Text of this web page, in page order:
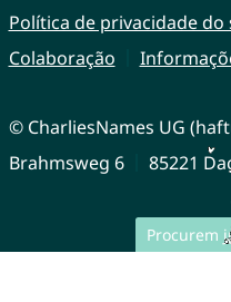
Procurem
Política de privacidade do
Colaboração
© CharliesNames UG
Brahmsweg 6
85221